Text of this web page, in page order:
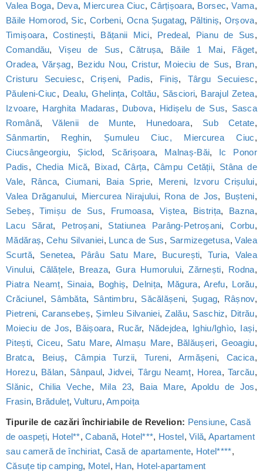
Valea Boga, Deva, Miercurea Ciuc,Cârțișoara, Borsec,Vama,
Băile Homorod, Sic, Corbeni, Ocna Șugatag, Păltiniș, Orșova,
Timișoara,Costinești, Bățanii Mici, Predeal, Pianu de Sus,
Comandău,Vișeu de Sus,Cătrușa, Băile 1 Mai, Făget,
Oradea, Vărșag, Bezidu Nou,Cristur, Moieciu de Sus, Bran,
Cristuru Secuiesc,Crișeni, Padis, Finiș, Târgu Secuiesc,
Păuleni-Ciuc, Dealu,Ghelința, Coltău, Săsciori, Barajul Zetea,
Izvoare, Harghita Madaras, Dubova, Hidișelu de Sus, Sasca
Română,Vălenii de Munte, Hunedoara, Sub Cetate,
Sânmartin, Reghin, Șumuleu Ciuc, Miercurea Ciuc,
Ciucsângeorgiu, Șiclod, Scărișoara, Malnaș-Băi, Ic Ponor
Padis, Chedia Mică, Bixad,Cârța, Câmpu Cetății, Stâna de
Vale, Rânca,Ciumani, Baia Sprie, Mereni, Izvoru Crișului,
Valea Drăganului, Miercurea Nirajului, Rona de Jos, Bușteni,
Sebeș,Timișu de Sus, Frumoasa,Viștea, Bistrița, Bazna,
Lacu Sărat, Petroșani, Statiunea Parâng-Petroșani,Corbu,
Mădăraș,Cehu Silvaniei, Lunca de Sus, Sarmizegetusa,Valea
Scurtă, Senetea, Pârâu Satu Mare, București, Turia, Valea
Vinului, Călățele, Breaza, Gura Humorului,Zărnești, Rodna,
Piatra Neamț, Sinaia, Boghiș, Delnița, Măgura,Arefu, Lorău,
Crăciunel, Sâmbăta, Sântimbru, Săcălășeni, Șugag, Râșnov,
Pietreni, Caransebeș, Șimleu Silvaniei,Zalău, Saschiz, Ditrău,
Moieciu de Jos, Băișoara, Rucăr, Nădejdea, Ighiu/Ighìo, Iași,
Pitești,Ciceu, Satu Mare, Almașu Mare, Bălăușeri, Geoagiu,
Bratca, Beiuș, Câmpia Turzii, Tureni, Armășeni, Cacica,
Horezu, Bălan, Sânpaul,Jidvei, Târgu Neamț, Horea, Tarcău,
Slănic, Chilia Veche, Mila 23, Baia Mare,Apoldu de Jos,
Frasin, Brăduleț,Vulturu,Ampoița
Tipurile de cazări închiriabile de Revelion: Pensiune, Casă
de oaspeți, Hotel**,Cabană, Hotel***, Hostel,Vilă, Apartament
sau cameră de închiriat, Casă de apartamente, Hotel****,
Căsuțe tip camping, Motel, Han, Hotel-apartament